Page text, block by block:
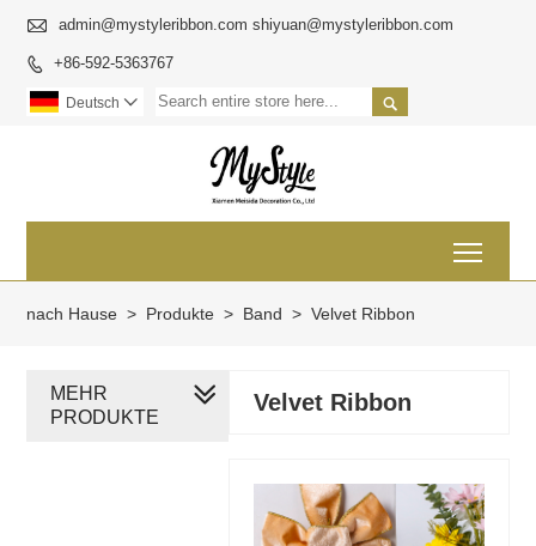
 admin@mystyleribbon.com shiyuan@mystyleribbon.com
 +86-592-5363767

Deutsch 
nach Hause > Produkte > Band > Velvet Ribbon
Velvet Ribbon
MEHR
PRODUKTE